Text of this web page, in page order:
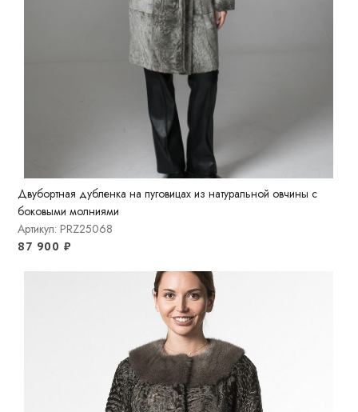
Двубортная дубленка на пуговицах из натуральной овчины с
боковыми молниями
Артикул: PRZ25068
87 900 ₽